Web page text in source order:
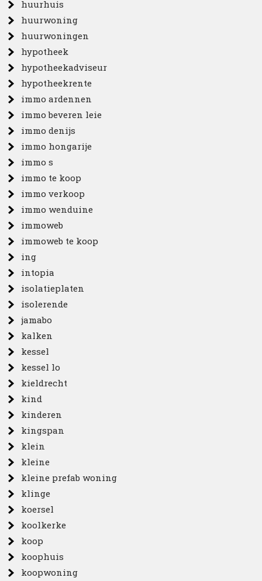
huurhuis
huurwoning
huurwoningen
hypotheek
hypotheekadviseur
hypotheekrente
immo ardennen
immo beveren leie
immo denijs
immo hongarije
immo s
immo te koop
immo verkoop
immo wenduine
immoweb
immoweb te koop
ing
intopia
isolatieplaten
isolerende
jamabo
kalken
kessel
kessel lo
kieldrecht
kind
kinderen
kingspan
klein
kleine
kleine prefab woning
klinge
koersel
koolkerke
koop
koophuis
koopwoning